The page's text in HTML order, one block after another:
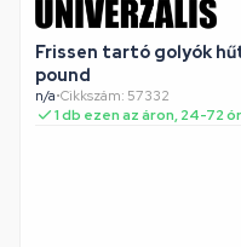
Frissen tartó golyók
pound
n/a•Cikkszám: 57332
1 db ezen az áron, 24-72